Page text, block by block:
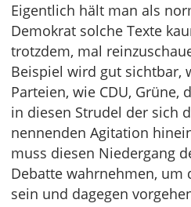
Eigentlich hält man als
Demokrat solche Texte
trotzdem, mal
Beispiel wird gut sichtbar,
Parteien, wie CDU, Grüne,
in diesen Strudel der sich
nennenden Agitation
muss diesen Niedergang
Debatte wahrnehmen, um
sein und dagegen